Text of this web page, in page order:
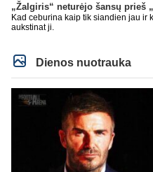
„Žalgiris“ neturėjo šansų prieš
Kad ceburina kaip tik siandien jau ir
aukstinat ji.
Dienos nuotrauka